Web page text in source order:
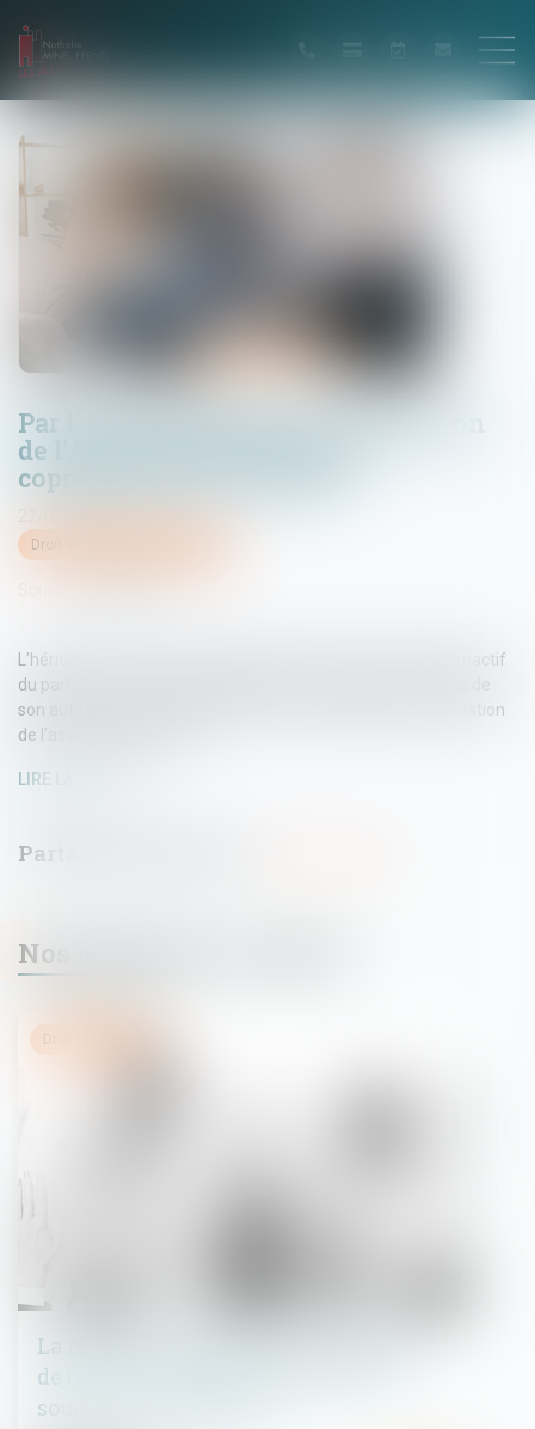
Par l’effet du partage, la contestation
de l’AG par l’héritier devenu
copropriétaire est validée
Droit immobilier
L’héritier d’un lot de copropriété étant censé, par l’effet rétroactif
du partage, être seul propriétaire de ses lots depuis le décès de
son auteur, il a pu agir seul, avant l’acte de partage, en annulation
de l’assemblée générale...
LIRE LA SUITE
Nos dernières actualités
La mise en concurrence des contrats
de travaux impose qu’ils soient tous
soumis au vote de l’AG
Droit immobilier